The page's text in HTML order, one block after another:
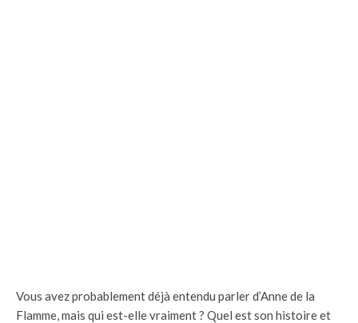
Vous avez probablement déjà entendu parler d’Anne de la
Flamme, mais qui est-elle vraiment ? Quel est son histoire et